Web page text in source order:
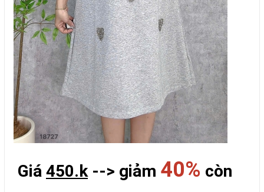
Giá 450.k--> giảm 40% còn